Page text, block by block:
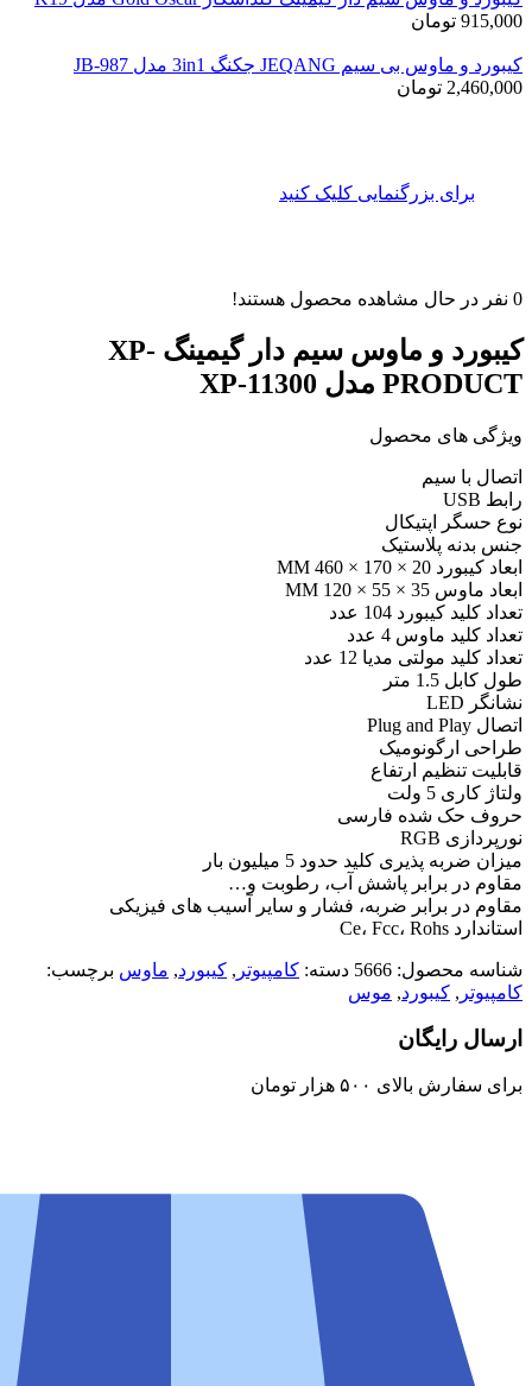
915,000 تومان
کیبورد و ماوس بی سیم JEQANG جکنگ 3in1 مدل JB-987
2,460,000 تومان
برای بزرگنمایی کلیک کنید
0 نفر در حال مشاهده محصول هستند!
کیبورد و ماوس سیم دار گیمینگ XP-
PRODUCT مدل XP-11300
ویژگی های محصول
اتصال با سیم
رابط USB
نوع حسگر اپتیکال
جنس بدنه پلاستیک
ابعاد کیبورد 20 × 170 × 460 MM
ابعاد ماوس 35 × 55 × 120 MM
تعداد کلید کیبورد 104 عدد
تعداد کلید ماوس 4 عدد
تعداد کلید مولتی مدیا 12 عدد
طول کابل 1.5 متر
نشانگر LED
اتصال Plug and Play
طراحی ارگونومیک
قابلیت تنظیم ارتفاع
ولتاژ کاری 5 ولت
حروف حک شده فارسی
نورپردازی RGB
میزان ضربه پذیری کلید حدود 5 میلیون بار
مقاوم در برابر پاشش آب، رطوبت و…
مقاوم در برابر ضربه، فشار و سایر آسیب های فیزیکی
استاندارد Ce، Fcc، Rohs
شناسه محصول: 5666 دسته: کامپیوتر , کیبورد, ماوس برچسب:
کامپیوتر , کیبورد, موس
ارسال رایگان
برای سفارش‌ بالای ۵۰۰ هزار تومان